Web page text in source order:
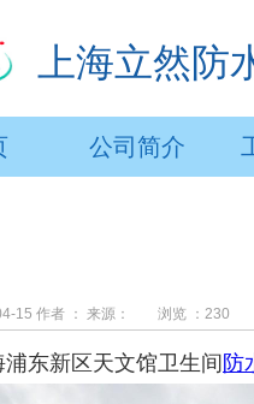
公司简介
上海立然防
15 作者 ： 来源： 浏览 ： 230
新区天文馆卫生间 防